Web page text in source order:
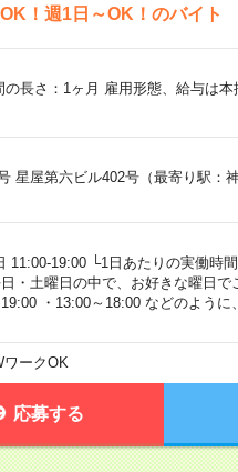
！週1日～OK！のバイト
の長さ：1ヶ月 雇用形態、給与は
星屋第六ビル402号（最寄り駅：神
11:00-19:00 └1日あたりの実働時
・土曜日の中で、お好きな曜日で
・13:00～18:00 などのよう
ークOK
応募する